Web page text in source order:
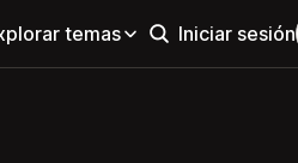
temas Iniciar sesión